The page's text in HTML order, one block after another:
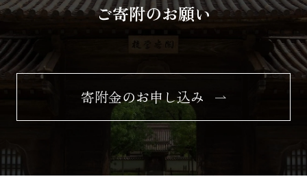
ご寄附のお願い
寄附金のお申し込み